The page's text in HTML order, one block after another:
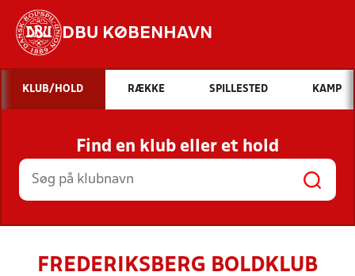
DBU KØBENHAVN
Hvad vil du søge efter?
INDHOLD OG NYHEDER
STILLINGER, RESULTATER, KLUBBER OG
HOLD
KLUB/HOLD RÆKKE SPILLESTED KAMP
Find en klub eller et hold
FREDERIKSBERG BOLDKLUB